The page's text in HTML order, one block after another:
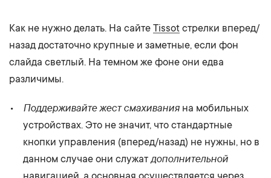
Как не нужно делать. На сайте Tissot стрелки вперед/
назад достаточно крупные и заметные, если фон
слайда светлый. На темном же фоне они едва
различимы.
Поддерживайте жест смахивания на мобильных
устройствах. Это не значит, что стандартные
кнопки управления (вперед/назад) не нужны, но в
данном случае они служат дополнительной